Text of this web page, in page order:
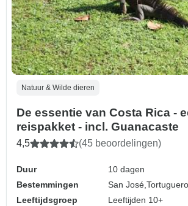
Natuur & Wilde dieren
De essentie van Costa Rica -
reispakket - incl. Guanacaste
4,5 (45 beoordelingen)
Duur
10 dagen
Bestemmingen
San José,
Leeftijdsgroep
Leeftijden 10+